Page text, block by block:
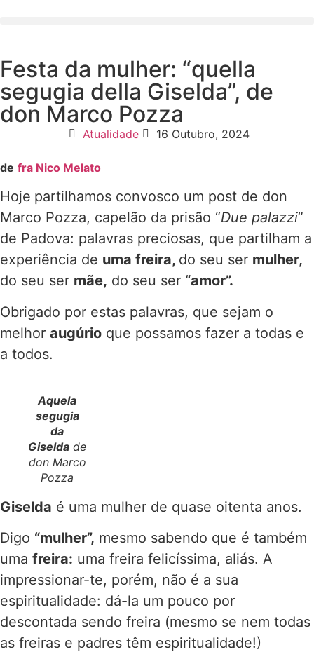
Festa da mulher: “quella
segugia della Giselda”, de
don Marco Pozza
Atualidade 16 Outubro, 2024
de fra Nico Melato
Hoje partilhamos convosco um post de don
Marco Pozza, capelão da prisão “Due palazzi”
de Padova: palavras preciosas, que partilham a
experiência de uma freira, do seu ser mulher,
do seu ser mãe, do seu ser “amor”.
Obrigado por estas palavras, que sejam o
melhor augúrio que possamos fazer a todas e
a todos.
Aquela
segugia
da
Giselda de
don Marco
Pozza
Giselda é uma mulher de quase oitenta anos.
Digo “mulher”, mesmo sabendo que é também
uma freira: uma freira felicíssima, aliás. A
impressionar-te, porém, não é a sua
espiritualidade: dá-la um pouco por
descontada sendo freira (mesmo se nem todas
as freiras e padres têm espiritualidade!)